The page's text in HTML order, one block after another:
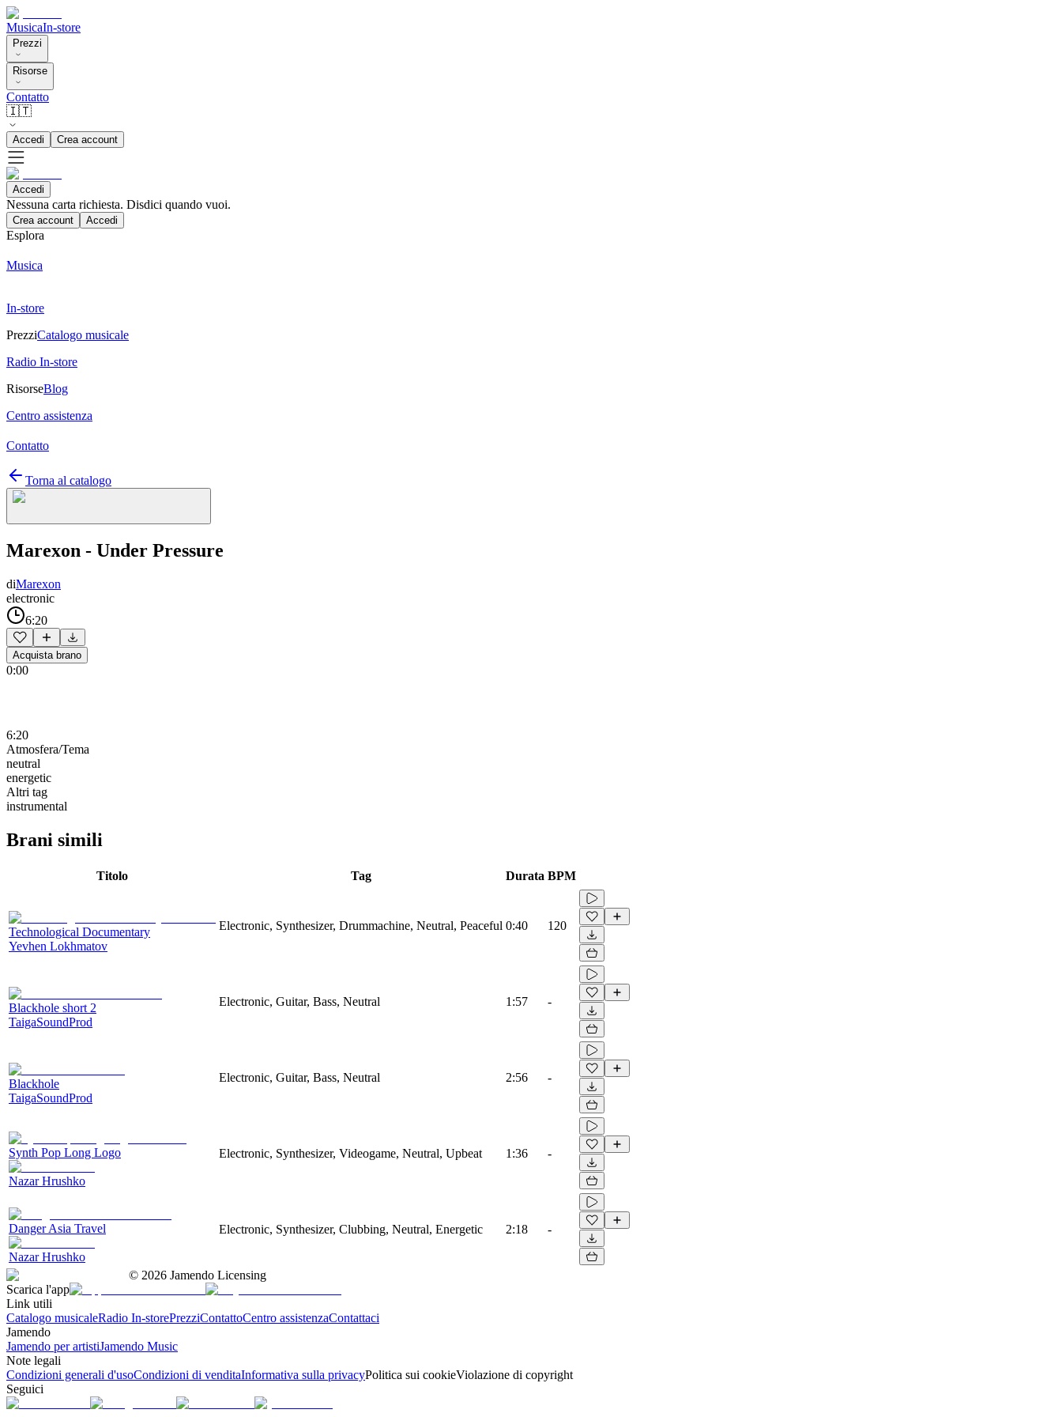
MusicaIn-store
Prezzi
Risorse
Contatto
🇮🇹
Accedi Crea account
Accedi
Nessuna carta richiesta. Disdici quando vuoi.
Crea account Accedi
Esplora
Musica
In-store
PrezziCatalogo musicale
Radio In-store
RisorseBlog
Centro assistenza
Contatto
Torna al catalogo
Marexon - Under Pressure
diMarexon
electronic
6:20
Acquista brano
0:00
6:20
Atmosfera/Tema
neutral
energetic
Altri tag
instrumental
Brani simili
Titolo Tag Durata BPM
Technological Documentary
Yevhen Lokhmatov
Electronic, Synthesizer, Drummachine, Neutral, Peaceful 0:40 120
Blackhole short 2
TaigaSoundProd
Electronic, Guitar, Bass, Neutral 1:57 -
Blackhole
TaigaSoundProd
Electronic, Guitar, Bass, Neutral 2:56 -
Synth Pop Long Logo
Nazar Hrushko
Electronic, Synthesizer, Videogame, Neutral, Upbeat 1:36 -
Danger Asia Travel
Nazar Hrushko
Electronic, Synthesizer, Clubbing, Neutral, Energetic 2:18 -
© 2026 Jamendo Licensing
Scarica l'app
Link utili
Catalogo musicaleRadio In-storePrezziContattoCentro assistenzaContattaci
Jamendo
Jamendo per artistiJamendo Music
Note legali
Condizioni generali d'usoCondizioni di venditaInformativa sulla privacyPolitica sui cookieViolazione di copyright
Seguici